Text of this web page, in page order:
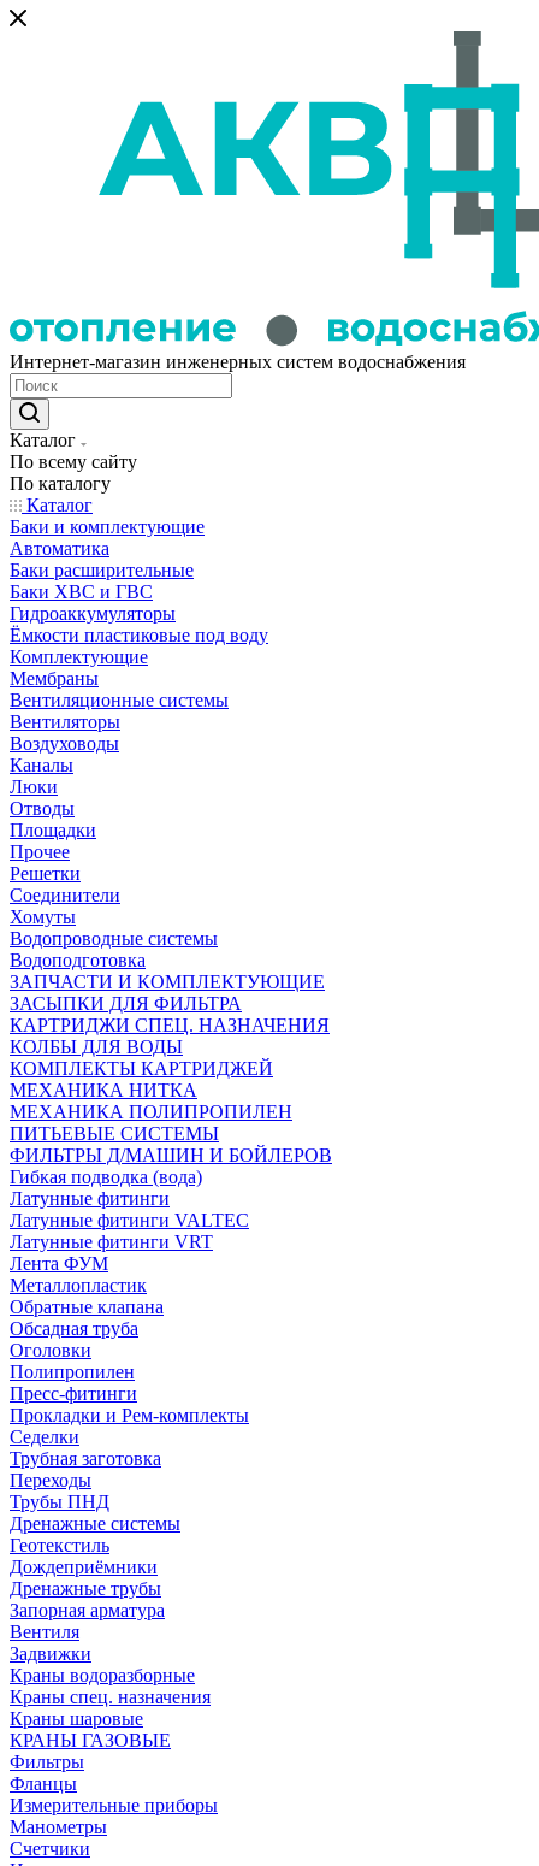
Интернет-магазин инженерных систем водоснабжения
Каталог
По всему сайту
По каталогу
Каталог
Баки и комплектующие
Автоматика
Баки расширительные
Баки ХВС и ГВС
Гидроаккумуляторы
Ёмкости пластиковые под воду
Комплектующие
Мембраны
Вентиляционные системы
Вентиляторы
Воздуховоды
Каналы
Люки
Отводы
Площадки
Прочее
Решетки
Соединители
Хомуты
Водопроводные системы
Водоподготовка
ЗАПЧАСТИ И КОМПЛЕКТУЮЩИЕ
ЗАСЫПКИ ДЛЯ ФИЛЬТРА
КАРТРИДЖИ СПЕЦ. НАЗНАЧЕНИЯ
КОЛБЫ ДЛЯ ВОДЫ
КОМПЛЕКТЫ КАРТРИДЖЕЙ
МЕХАНИКА НИТКА
МЕХАНИКА ПОЛИПРОПИЛЕН
ПИТЬЕВЫЕ СИСТЕМЫ
ФИЛЬТРЫ Д/МАШИН И БОЙЛЕРОВ
Гибкая подводка (вода)
Латунные фитинги
Латунные фитинги VALTEC
Латунные фитинги VRT
Лента ФУМ
Металлопластик
Обратные клапана
Обсадная труба
Оголовки
Полипропилен
Пресс-фитинги
Прокладки и Рем-комплекты
Седелки
Трубная заготовка
Переходы
Трубы ПНД
Дренажные системы
Геотекстиль
Дождеприёмники
Дренажные трубы
Запорная арматура
Вентиля
Задвижки
Краны водоразборные
Краны спец. назначения
Краны шаровые
КРАНЫ ГАЗОВЫЕ
Фильтры
Фланцы
Измерительные приборы
Манометры
Счетчики